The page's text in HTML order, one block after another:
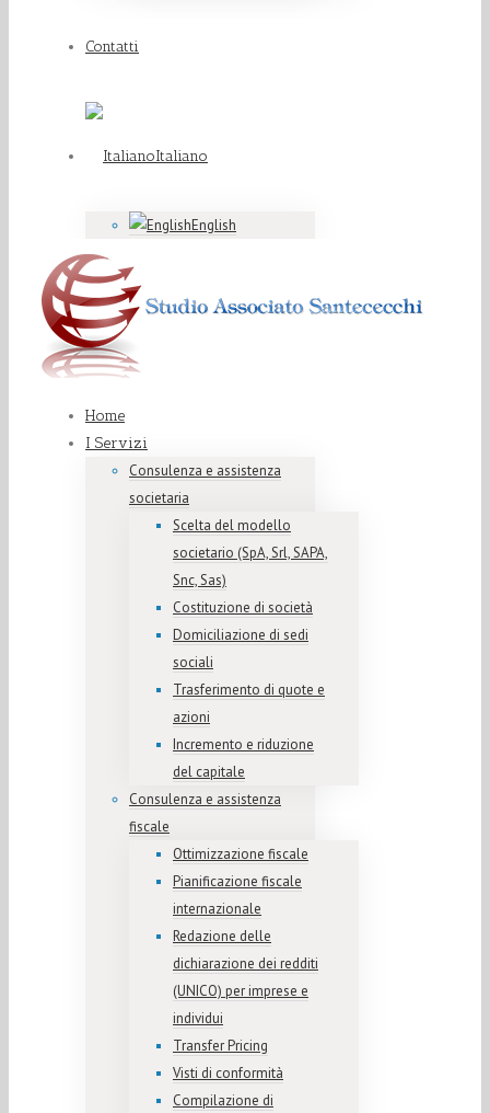
Contatti
Italiano
English
Home
I Servizi
Consulenza e assistenza
societaria
Scelta del modello
societario (SpA, Srl, SAPA,
Snc, Sas)
Costituzione di società
Domiciliazione di sedi
sociali
Trasferimento di quote e
azioni
Incremento e riduzione
del capitale
Consulenza e assistenza
fiscale
Ottimizzazione fiscale
Pianificazione fiscale
internazionale
Redazione delle
dichiarazione dei redditi
(UNICO) per imprese e
individui
Transfer Pricing
Visti di conformità
Compilazione di